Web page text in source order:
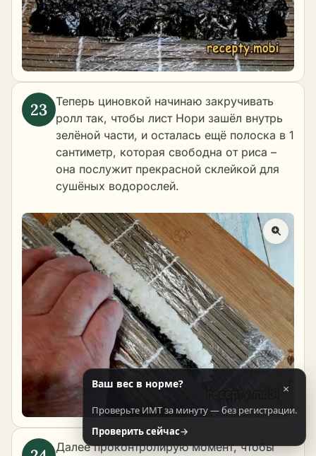
Теперь циновкой начинаю закручивать
ролл так, чтобы лист Нори зашёл внутрь
зелёной части, и осталась ещё полоска в 1
сантиметр, которая свободна от риса –
она послужит прекрасной склейкой для
сушёных водорослей.
Далее проконтролирую момент, чтобы
Ваш вес в норме? ×
Проверьте ИМТ за минуту — без регистрации.
Проверить сейчас→